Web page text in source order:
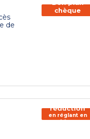
de
chèque
vacances
150€ de
réduction
en réglant en
chèque